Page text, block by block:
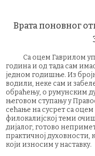
Врата поновног
Са оцем Гаврилом
година и од тада сам
једном годишње. Из
водили, неке сам и
обраћењу, о румунским
његовом ступању у
сећање на сусрет са
филокалијској теми
дијалог, готово
практичној духовности,
који износим у наставку.